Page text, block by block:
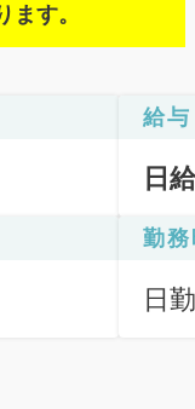
す。
給与
日
勤務
日